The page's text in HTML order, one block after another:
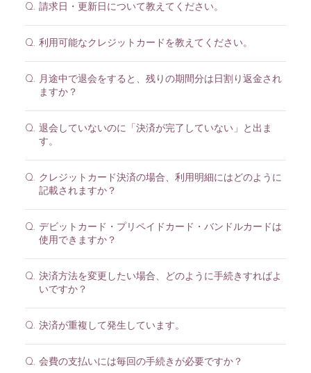
Q. 請求日・更新日について教えてください。
Q. 利用可能なクレジットカードを教えてください。
Q. 月途中で退会をすると、残りの期間分は日割り返金され
ますか？
Q. 退会していないのに「決済が完了していない」と出ま
す。
Q. クレジットカード決済の場合、利用明細にはどのように
記載されますか？
Q. デビットカード・プリペイドカード・バンドルカードは
使用できますか？
Q. 決済方法を変更したい場合、どのように手続きすればよ
いですか？
Q. 決済が重複して発生しています。
Q. 会費の支払いには毎回の手続きが必要ですか？